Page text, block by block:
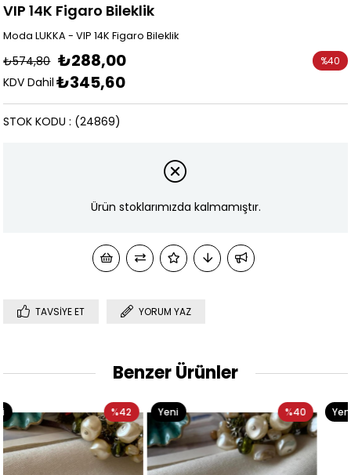
VIP 14K Figaro Bileklik
Moda LUKKA - VIP 14K Figaro Bileklik
₺574,80 ₺288,00
KDV Dahil ₺345,60
%40
(24869)
STOK KODU
Ürün stoklarımızda kalmamıştır.
TAVSIYE ET YORUM YAZ
Benzer Ürünler
%40
Yeni
Ürün
Yeni
Ürün